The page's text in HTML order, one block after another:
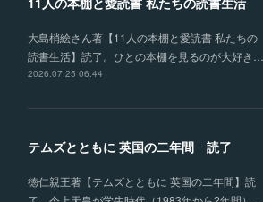
大島梢絵さん著【11人の本棚と愛読書 私たちの
読書生活】読了。ひとの本棚を見るのが大好き…
2026.07.25 06:44
テムズとともに 英国の二年間 読了
徳仁親王著【テムズとともに 英国の二年間】読